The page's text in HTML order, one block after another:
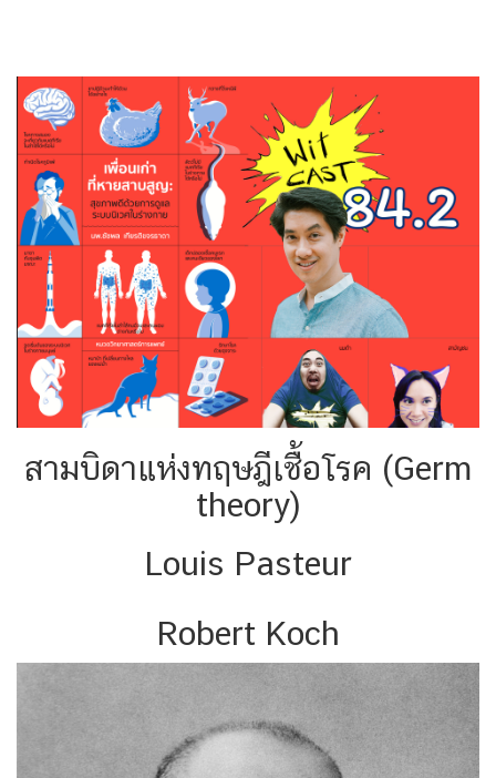
สามบิดาแห่งทฤษฎีเชื้อโรค (Germ
theory)
Louis Pasteur
Robert Koch